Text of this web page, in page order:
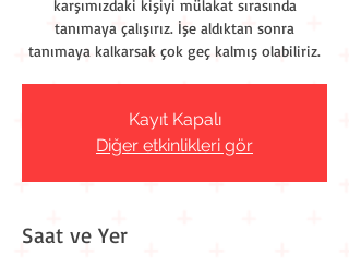
karşımızdaki kişiyi mülakat sırasında
tanımaya çalışırız. İşe aldıktan sonra
tanımaya kalkarsak çok geç kalmış olabiliriz.
Kayıt Kapalı
Diğer etkinlikleri gör
Saat ve Yer